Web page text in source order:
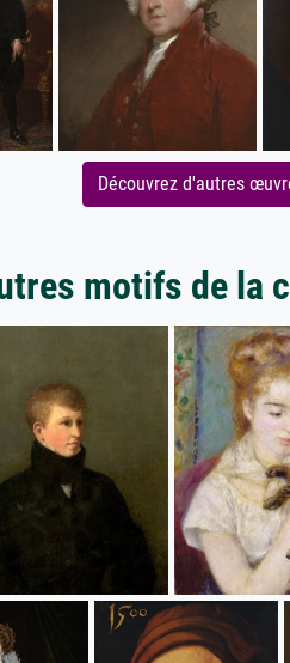
Découvrez d'autres
motifs de la